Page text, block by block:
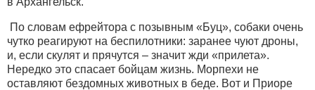
По словам ефрейтора с позывным «Буц», собаки очень
чутко реагируют на беспилотники: заранее чуют дроны,
и, если скулят и прячутся – значит жди «прилета».
Нередко это спасает бойцам жизнь. Морпехи не
оставляют бездомных животных в беде. Вот и Приоре